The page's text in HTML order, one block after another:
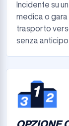
Incidente su
medica o gara
trasporto
senza anticipo
OPZIONE